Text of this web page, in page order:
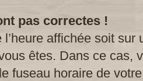
pas correctes !
affichée soit
êtes. Dans ce cas,
fuseau horaire de